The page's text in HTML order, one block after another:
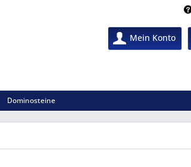
Mein Konto
Dominosteine